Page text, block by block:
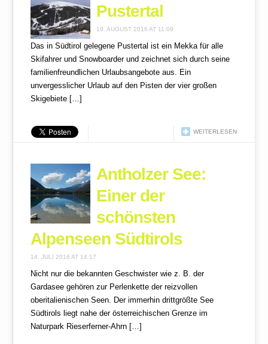
Pustertal
19. AUGUST 2016 AT 11:09
Das in Südtirol gelegene Pustertal ist ein Mekka für alle
Skifahrer und Snowboarder und zeichnet sich durch seine
familienfreundlichen Urlaubsangebote aus. Ein
unvergesslicher Urlaub auf den Pisten der vier großen
Skigebiete […]
WEITERLESEN
Antholzer See:
Einer der
schönsten
Alpenseen Südtirols
14. JULI 2016 AT 14:17
Nicht nur die bekannten Geschwister wie z. B. der
Gardasee gehören zur Perlenkette der reizvollen
oberitalienischen Seen. Der immerhin drittgrößte See
Südtirols liegt nahe der österreichischen Grenze im
Naturpark Rieserferner-Ahrn […]